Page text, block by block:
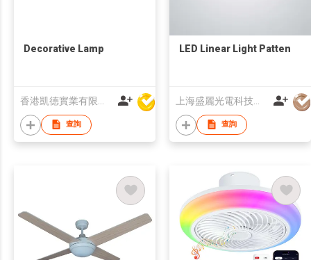
Decorative Lamp
查詢
LED Linear Light Patten
查詢